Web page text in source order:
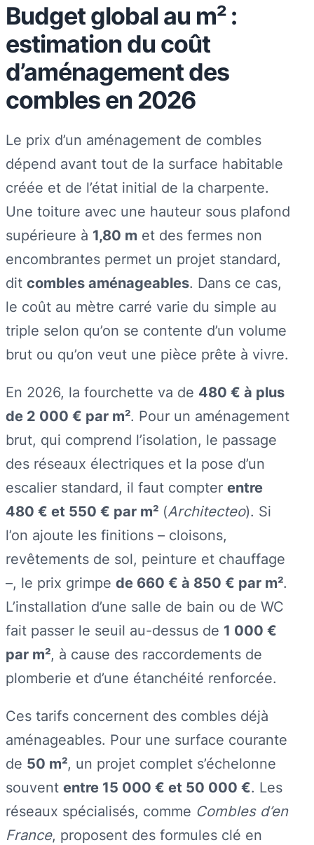
Budget global au m² :
estimation du coût
d’aménagement des
combles en 2026
Le prix d’un aménagement de combles
dépend avant tout de la surface habitable
créée et de l’état initial de la charpente.
Une toiture avec une hauteur sous plafond
supérieure à 1,80 m et des fermes non
encombrantes permet un projet standard,
dit combles aménageables. Dans ce cas,
le coût au mètre carré varie du simple au
triple selon qu’on se contente d’un volume
brut ou qu’on veut une pièce prête à vivre.
En 2026, la fourchette va de 480 € à plus
de 2 000 € par m². Pour un aménagement
brut, qui comprend l’isolation, le passage
des réseaux électriques et la pose d’un
escalier standard, il faut compter entre
480 € et 550 € par m² (Architecteo). Si
l’on ajoute les finitions – cloisons,
revêtements de sol, peinture et chauffage
–, le prix grimpe de 660 € à 850 € par m².
L’installation d’une salle de bain ou de WC
fait passer le seuil au-dessus de 1 000 €
par m², à cause des raccordements de
plomberie et d’une étanchéité renforcée.
Ces tarifs concernent des combles déjà
aménageables. Pour une surface courante
de 50 m², un projet complet s’échelonne
souvent entre 15 000 € et 50 000 €. Les
réseaux spécialisés, comme Combles d’en
France, proposent des formules clé en